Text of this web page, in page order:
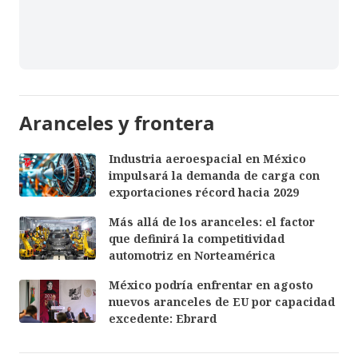
Aranceles y frontera
Industria aeroespacial en México
impulsará la demanda de carga con
exportaciones récord hacia 2029
Más allá de los aranceles: el factor
que definirá la competitividad
automotriz en Norteamérica
México podría enfrentar en agosto
nuevos aranceles de EU por capacidad
excedente: Ebrard